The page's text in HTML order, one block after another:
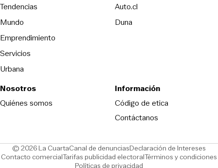
Tendencias
Mundo
Emprendimiento
Servicios
Urbana
Auto.cl
DunaOpens in new window
Nosotros
Quiénes somos
Información
Código de eticaOpens in new
Contáctanos
© 2026 La CuartaCanal de denunciasOpens in new window
Declaración de Intereses
Contacto comercialOpens in new window
Tarifas publicidad electoralOpens in new window
Términos y condiciones
Políticas de privacidad